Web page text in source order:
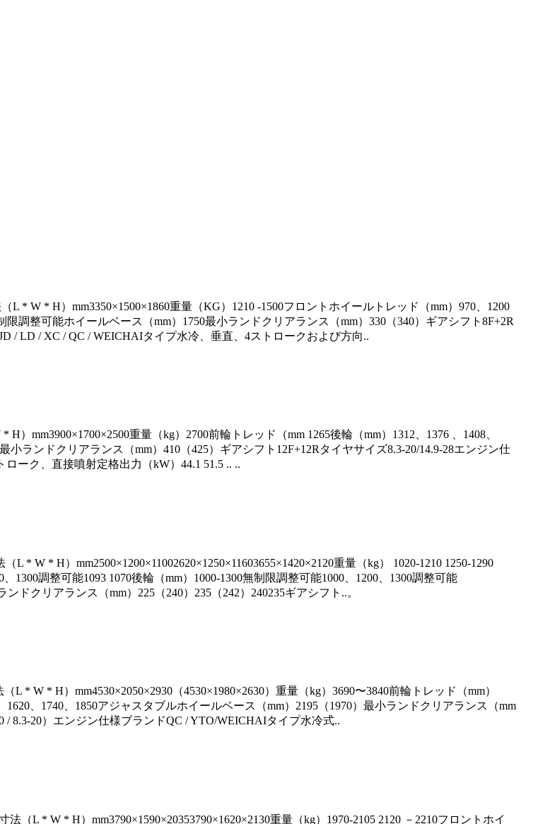
L * W * H）mm3350×1500×1860重量（KG）1210 -1500フロントホイールトレッド（mm）970、1200
限調整可能ホイールベース（mm）1750最小ランドクリアランス（mm）330（340）ギアシフト8F+2R
/ LD / XC / QC / WEICHAIタイプ水冷、垂直、4ストロークおよび方向..
mm3900×1700×2500重量（kg）2700前輪トレッド（mm 1265後輪（mm）1312、1376 、1408、
小ランドクリアランス（mm）410（425）ギアシフト12F+12Rタイヤサイズ8.3-20/14.9-28エンジン仕
ーク、直接噴射定格出力（kW）44.1 51.5 .. ..
* W * H）mm2500×1200×11002620×1250×11603655×1420×2120重量（kg） 1020-1210 1250-1290
1300調整可能1093 1070後輪（mm）1000-1300無制限調整可能1000、1200、1300調整可能
ドクリアランス（mm）225（240）235（242）240235ギアシフト..。
* W * H）mm4530×2050×2930（4530×1980×2630）重量（kg）3690〜3840前輪トレッド（mm）
、1740、1850アジャスタブルホイールベース（mm）2195（1970）最小ランドクリアランス（mm
/ 8.3-20）エンジン仕様ブランドQC / YTO/WEICHAIタイプ水冷式..
（L * W * H）mm3790×1590×20353790×1620×2130重量（kg）1970-2105 2120 －2210フロントホイ